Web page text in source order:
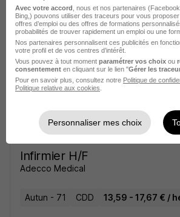
Autun - 71 CDD
13,59 - 17,67 € /
6 août - 28 août
Voir l’offre
Infirmier H/F
Adecco Medical
Autun - 71 CDD 13,59 - 17,67 € /
Avec votre accord , nous et nos partenaires (Facebook,
Bing,) pouvons utiliser des traceurs pour vous
offres d’emploi ou des offres de formations
probabilités de trouver rapidement un emploi ou une
Nos partenaires personnalisent ces publicités en
votre profil et de vos centres d’intérêt.
Vous pouvez à tout moment paramétrer vos choix ou
consentement en cliquant sur le lien "Gérer les
Pour en savoir plus, consultez notre Politique de
Politique relative aux cookies
Personnaliser mes choix